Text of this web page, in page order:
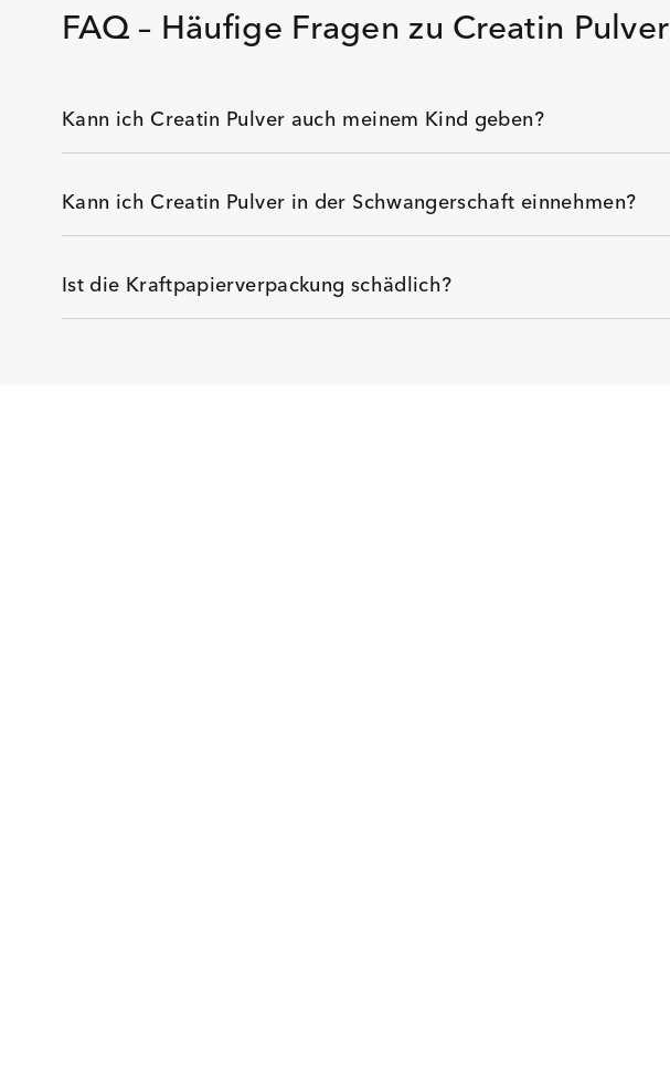
FAQ – Häufige Fragen zu Creatin Pulver
Kann ich Creatin Pulver auch meinem Kind geben?
Kann ich Creatin Pulver in der Schwangerschaft einnehmen?
Ist die Kraftpapierverpackung schädlich?